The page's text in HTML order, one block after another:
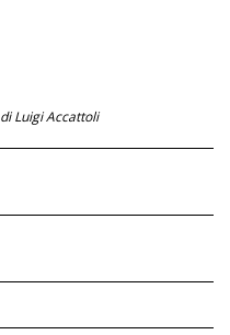
di Luigi Accattoli